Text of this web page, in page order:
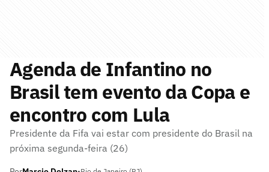
Agenda de Infantino no
Brasil tem evento da Copa e
encontro com Lula
Presidente da Fifa vai estar com presidente do Brasil na
próxima segunda-feira (26)